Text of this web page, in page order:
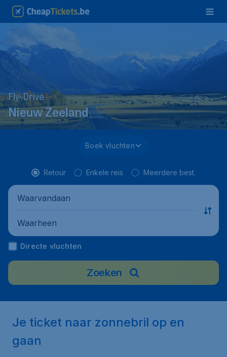
Fly-Drive
Nieuw Zeeland
Boek vluchten
Retour Enkele reis Meerdere best.
Waarvandaan
Waarheen
Directe vluchten
Zoeken
Je ticket naar zonnebril op en
gaan